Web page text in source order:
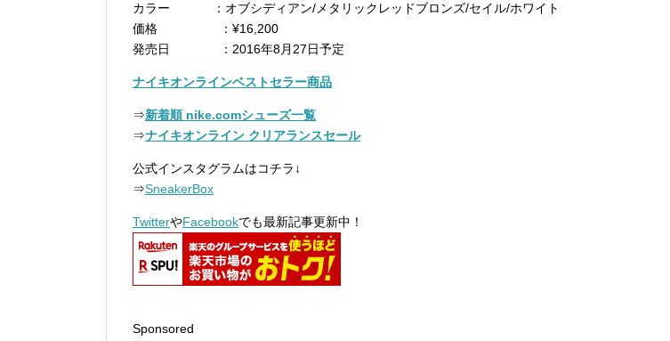
カラー ：オブシディアン/メタリックレッドブロンズ/セイル/ホワイト
価格 ：¥16,200
発売日 ：2016年8月27日予定
ナイキオンラインベストセラー商品
⇒新着順 nike.comシューズ一覧
⇒ナイキオンライン クリアランスセール
公式インスタグラムはコチラ↓
⇒SneakerBox
TwitterやFacebookでも最新記事更新中！
Sponsored